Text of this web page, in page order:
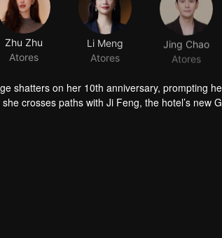
Zhu Zhu
Atores
Li Meng
Atores
Jing Chao
Atores
shatters on her 10th anniversary, prompting
crosses paths with Ji Feng, the hotel’s
they transform Purong Hotel into a rising city